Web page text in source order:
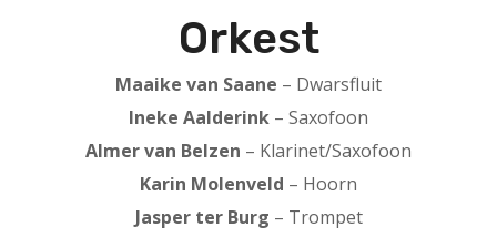
Orkest
Maaike van Saane – Dwarsfluit
Ineke Aalderink – Saxofoon
Almer van Belzen – Klarinet/Saxofoon
Karin Molenveld – Hoorn
Jasper ter Burg – Trompet